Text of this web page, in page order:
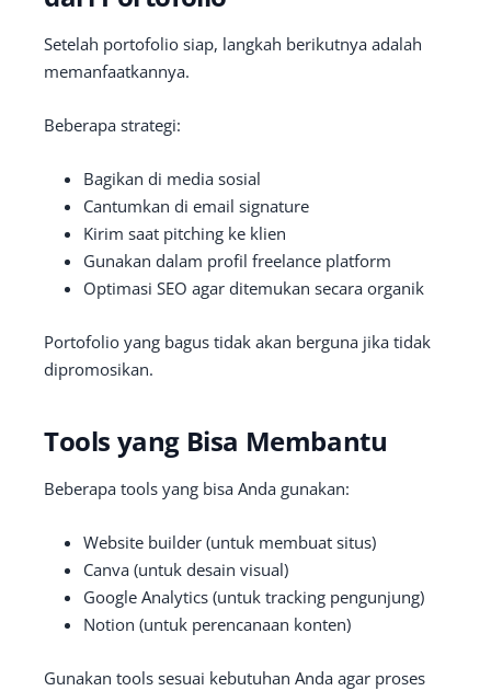
Setelah portofolio siap, langkah berikutnya adalah
memanfaatkannya.
Beberapa strategi:
Bagikan di media sosial
Cantumkan di email signature
Kirim saat pitching ke klien
Gunakan dalam profil freelance platform
Optimasi SEO agar ditemukan secara organik
Portofolio yang bagus tidak akan berguna jika tidak
dipromosikan.
Tools yang Bisa Membantu
Beberapa tools yang bisa Anda gunakan:
Website builder (untuk membuat situs)
Canva (untuk desain visual)
Google Analytics (untuk tracking pengunjung)
Notion (untuk perencanaan konten)
Gunakan tools sesuai kebutuhan Anda agar proses